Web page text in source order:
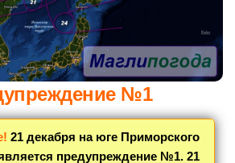
№1
21 декабря на юге Приморского
предупреждение №1. 21